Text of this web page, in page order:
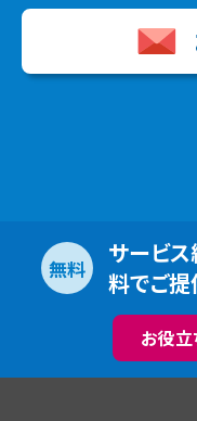
無料
サービ
料でご提
お役